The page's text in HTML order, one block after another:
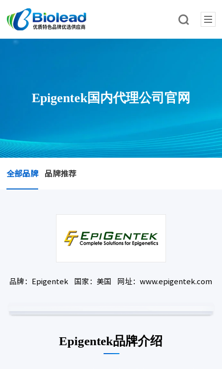
Epigentek国内代理公司官网
全部品牌 品牌推荐
品牌：Epigentek 国家：美国 网址：www.epigentek.com
Epigentek品牌介绍